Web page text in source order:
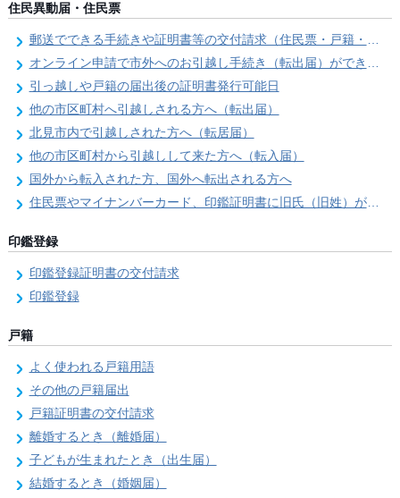
住民異動届・住民票
郵送でできる手続きや証明書等の交付請求（住民票・戸籍・国民年金関係）
オンライン申請で市外へのお引越し手続き（転出届）ができます
引っ越しや戸籍の届出後の証明書発行可能日
他の市区町村へ引越しされる方へ（転出届）
北見市内で引越しされた方へ（転居届）
他の市区町村から引越しして来た方へ（転入届）
国外から転入された方、国外へ転出される方へ
住民票やマイナンバーカード、印鑑証明書に旧氏（旧姓）が併記できるようになりました！
印鑑登録
印鑑登録証明書の交付請求
印鑑登録
戸籍
よく使われる戸籍用語
その他の戸籍届出
戸籍証明書の交付請求
離婚するとき（離婚届）
子どもが生まれたとき（出生届）
結婚するとき（婚姻届）